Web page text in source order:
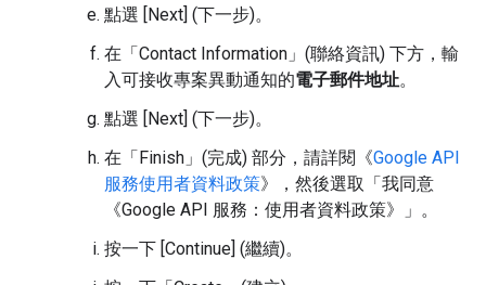
點選 [Next] (下一步)。
在「Contact Information」(聯絡資訊) 下方，輸
入可接收專案異動通知的電子郵件地址。
點選 [Next] (下一步)。
在「Finish」(完成) 部分，請詳閱《Google API
服務使用者資料政策》，然後選取「我同意
《Google API 服務：使用者資料政策》」 。
按一下 [Continue] (繼續)。